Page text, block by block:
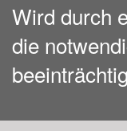
Wird durch
die